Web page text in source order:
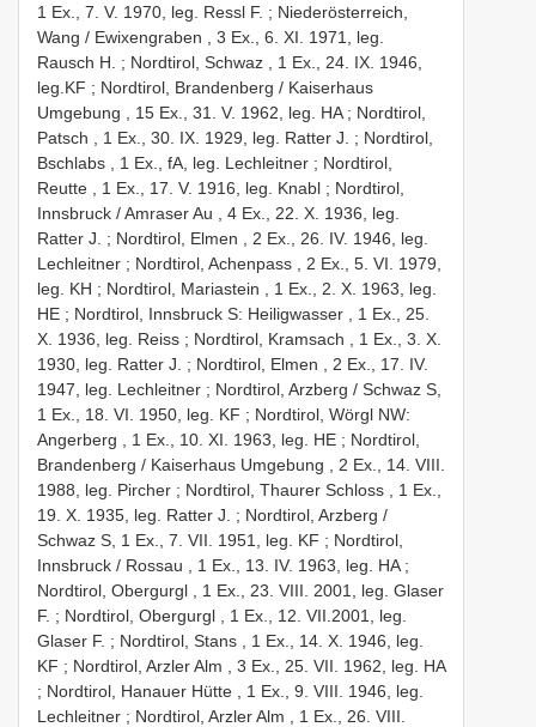
1 Ex., 7. V. 1970, leg. Ressl F. ; Niederösterreich,
Wang / Ewixengraben , 3 Ex., 6. XI. 1971, leg.
Rausch H.
; Nordtirol, Schwaz , 1 Ex., 24. IX. 1946,
leg.KF ; Nordtirol, Brandenberg / Kaiserhaus
Umgebung , 15 Ex., 31. V. 1962, leg. HA; Nordtirol,
Patsch , 1 Ex., 30. IX. 1929, leg. Ratter J.
; Nordtirol,
Bschlabs , 1 Ex., fA, leg. Lechleitner ; Nordtirol,
Reutte , 1 Ex., 17. V. 1916, leg. Knabl ; Nordtirol,
Innsbruck / Amraser Au , 4 Ex., 22. X. 1936, leg.
Ratter J.
; Nordtirol, Elmen , 2 Ex., 26. IV. 1946, leg.
Lechleitner ; Nordtirol, Achenpass , 2 Ex., 5. VI. 1979,
leg. KH ; Nordtirol, Mariastein , 1 Ex., 2. X. 1963, leg.
HE ; Nordtirol, Innsbruck S: Heiligwasser , 1 Ex., 25.
X. 1936, leg. Reiss ; Nordtirol, Kramsach , 1 Ex., 3. X.
1930, leg. Ratter J.
; Nordtirol, Elmen , 2 Ex., 17. IV.
1947, leg. Lechleitner ; Nordtirol, Arzberg / Schwaz S,
1 Ex., 18. VI. 1950, leg. KF ; Nordtirol, Wörgl NW:
Angerberg , 1 Ex., 10. XI. 1963, leg. HE ; Nordtirol,
Brandenberg / Kaiserhaus Umgebung , 2 Ex., 14. VIII.
1988, leg. Pircher ; Nordtirol, Thaurer Schloss , 1 Ex.,
19. X. 1935, leg. Ratter J.
; Nordtirol, Arzberg /
Schwaz S, 1 Ex., 7. VII. 1951, leg. KF ; Nordtirol,
Innsbruck / Rossau , 1 Ex., 13. IV. 1963, leg. HA;
Nordtirol, Obergurgl , 1 Ex., 23. VIII. 2001, leg. Glaser
F. ; Nordtirol, Obergurgl , 1 Ex., 12. VII.2001, leg.
Glaser F. ; Nordtirol, Stans , 1 Ex., 14. X. 1946, leg.
KF ; Nordtirol, Arzler Alm , 3 Ex., 25. VII. 1962, leg. HA
; Nordtirol, Hanauer Hütte , 1 Ex., 9. VIII. 1946, leg.
Lechleitner ; Nordtirol, Arzler Alm , 1 Ex., 26. VIII.